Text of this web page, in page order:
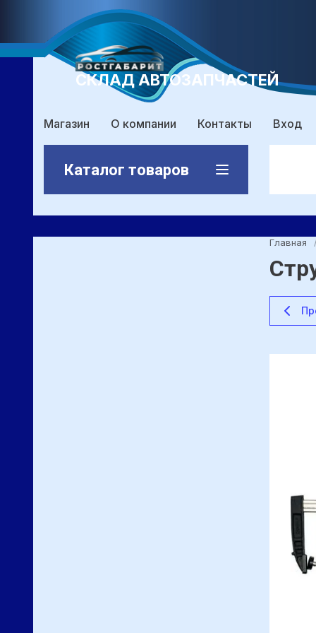
СКЛАД АВТОЗАПЧАСТЕЙ
Магазин О компании Контакты Вход
Каталог товаров
Главная